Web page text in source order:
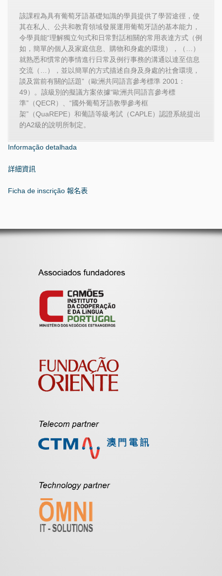
該課程為具有葡萄牙語基礎知識的學員提供了學習途徑，使
其在私人、公共和教育領域發展運用葡萄牙語的基本能力，
令學員能“理解獨立句式和日常對話相關的常用表達方式（例
如，簡單的個人及家庭信息、購物和身處的環境），（…）
就熟悉和慣常的事情進行日常及例行事務的溝通以達至信息
交流（…），並以簡單的方式描述自身及身處的社會環境，
談及當前有關的話題”（歐洲共同語言參考標準 2001：
49）。該級別的擬議方案依據“歐洲共同語言參考標
準”（QECR）、“國外葡萄牙語教學參考框
架”（QuaREPE）和葡語等級考試（CAPLE）認證系統提出
的A2級的說明所制定。
Informação detalhada
詳細資訊
Ficha de inscrição 報名表